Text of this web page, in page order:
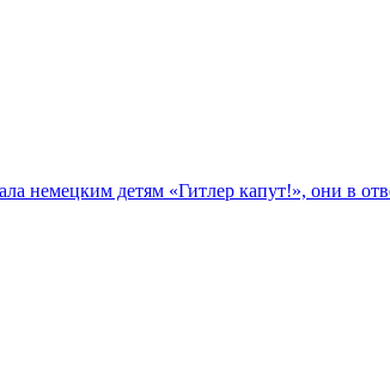
немецким детям «Гитлер капут!», они в